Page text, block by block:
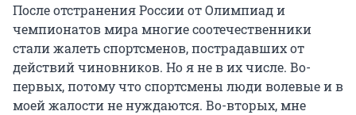
После отстранения России от Олимпиад и
чемпионатов мира многие соотечественники
стали жалеть спортсменов, пострадавших от
действий чиновников. Но я не в их числе. Во-
первых, потому что спортсмены люди волевые и в
моей жалости не нуждаются. Во-вторых, мне